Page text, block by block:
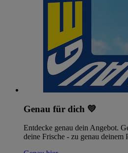
Genau für dich 💛
Entdecke genau dein Angebot.
deine Frische - zu genau deinem